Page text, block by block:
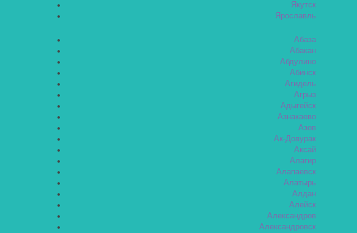
Якутск
Ярославль
Абаза
Абакан
Абдулино
Абинск
Агидель
Агрыз
Адыгейск
Азнакаево
Азов
Ак-Довурак
Аксай
Алагир
Алапаевск
Алатырь
Алдан
Алейск
Александров
Александровск